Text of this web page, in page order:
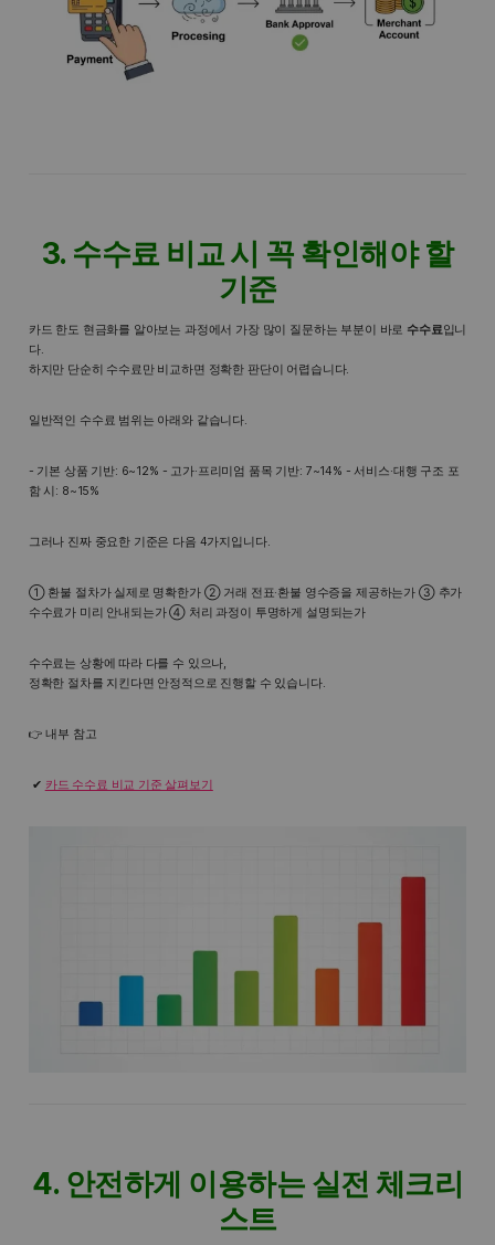
3. 수수료 비교 시 꼭 확인해야 할
기준
카드 한도 현금화를 알아보는 과정에서 가장 많이 질문하는 부분이 바로 수수료입니
다.
하지만 단순히 수수료만 비교하면 정확한 판단이 어렵습니다.
일반적인 수수료 범위는 아래와 같습니다.
- 기본 상품 기반: 6~12% - 고가·프리미엄 품목 기반: 7~14% - 서비스·대행 구조 포
함 시: 8~15%
그러나 진짜 중요한 기준은 다음 4가지입니다.
① 환불 절차가 실제로 명확한가 ② 거래 전표·환불 영수증을 제공하는가 ③ 추가
수수료가 미리 안내되는가 ④ 처리 과정이 투명하게 설명되는가
수수료는 상황에 따라 다를 수 있으나,
정확한 절차를 지킨다면 안정적으로 진행할 수 있습니다.
👉 내부 참고
카드 수수료 비교 기준 살펴보기
4. 안전하게 이용하는 실전 체크리
스트